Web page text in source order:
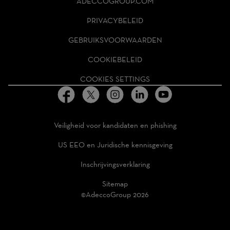
HOMEPAGE
PRIVACYBELEID
GEBRUIKSVOORWAARDEN
COOKIEBELEID
COOKIES SETTINGS
Veiligheid voor kandidaten en phishing
US EEO en Juridische kennisgeving
Inschrijvingsverklaring
Sitemap
©AdeccoGroup 2026